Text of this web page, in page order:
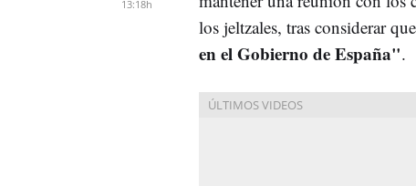
13:18h
los jeltzales, tras considerar que
en el Gobierno de España".